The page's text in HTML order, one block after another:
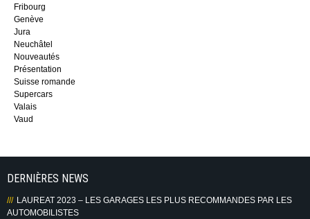
Fribourg
Genève
Jura
Neuchâtel
Nouveautés
Présentation
Suisse romande
Supercars
Valais
Vaud
DERNIÈRES NEWS
LAUREAT 2023 – LES GARAGES LES PLUS RECOMMANDES PAR LES
AUTOMOBILISTES